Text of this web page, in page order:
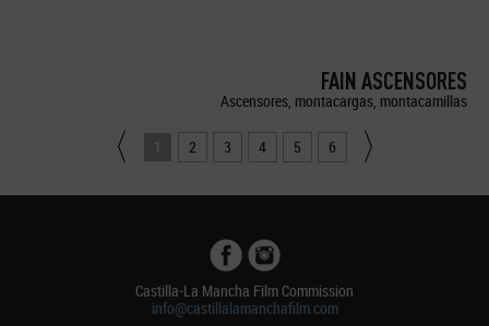
FAIN ASCENSORES
Ascensores, montacargas, montacamillas
1 2 3 4 5 6
Castilla-La Mancha Film Commission
info@castillalamanchafilm.com